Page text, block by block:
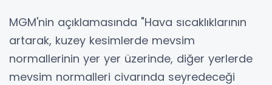
MGM'nin açıklamasında "Hava sıcaklıklarının
artarak, kuzey kesimlerde mevsim
normallerinin yer yer üzerinde, diğer yerlerde
mevsim normalleri civarında seyredeceği